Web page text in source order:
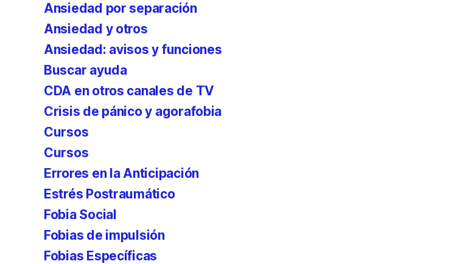
Ansiedad por separación
Ansiedad y otros
Ansiedad: avisos y funciones
Buscar ayuda
CDA en otros canales de TV
Crisis de pánico y agorafobia
Cursos
Cursos
Errores en la Anticipación
Estrés Postraumático
Fobia Social
Fobias de impulsión
Fobias Específicas